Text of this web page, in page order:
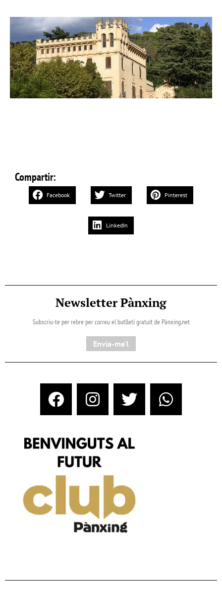
Compartir:
Facebook Twitter Pinterest
LinkedIn
Newsletter Pànxing
Subscriu-te per rebre per correu el butlletí gratuït de Pànxing.net​
Envia-me'l